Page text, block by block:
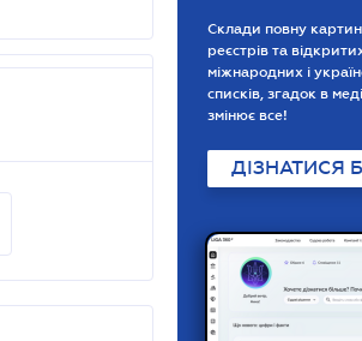
Склади повну
реєстрів та
міжнародних і
списків, згадок в
змінює все!
ДІЗНАТИСЯ